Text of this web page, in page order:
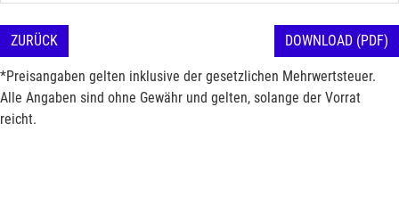
ZURÜCK DOWNLOAD (PDF)
*Preisangaben gelten inklusive der gesetzlichen Mehrwertsteuer.
Alle Angaben sind ohne Gewähr und gelten, solange der Vorrat
reicht.